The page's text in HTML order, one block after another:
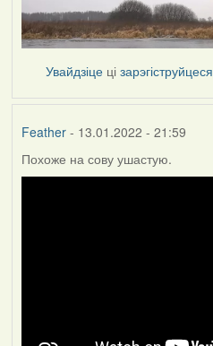
Увайдзіце цізарэгіструйцеся
Feather- 13.01.2022 - 21:59
Похоже на сову ушастую.